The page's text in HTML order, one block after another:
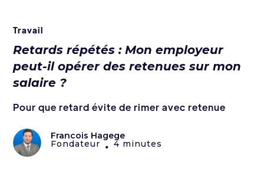
Travail
Retards répétés : Mon employeur
peut-il opérer des retenues sur mon
salaire ?
Pour que retard évite de rimer avec retenue
Francois Hagege
Fondateur • 4 minutes